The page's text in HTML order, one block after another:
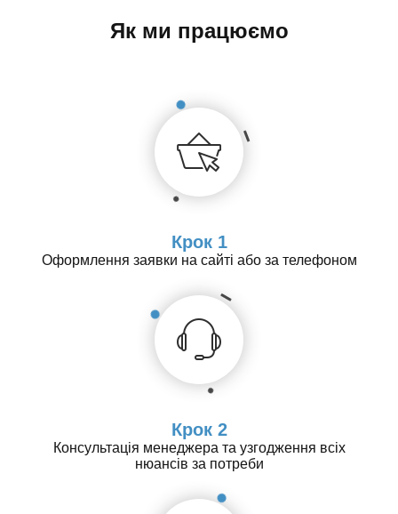
Як ми працюємо
Крок 1
Оформлення заявки на сайті або за телефоном
Крок 2
Консультація менеджера та узгодження всіх
нюансів за потреби